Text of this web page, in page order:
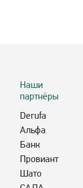
Наши
партнёры
Derufa
Альфа
Банк
Провиант
Шато